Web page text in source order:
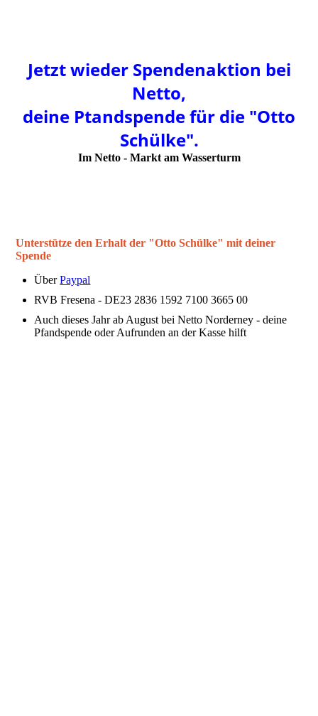
Jetzt wieder Spendenaktion bei
Netto,
deine Ptandspende für die "Otto
Schülke".
Im Netto - Markt am Wasserturm
Unterstütze den Erhalt der "Otto Schülke" mit deiner
Spende
ÜberPaypal
RVB Fresena - DE23 2836 1592 7100 3665 00
Auch dieses Jahr ab August bei Netto Norderney - deine
Pfandspende oder Aufrunden an der Kasse hilft